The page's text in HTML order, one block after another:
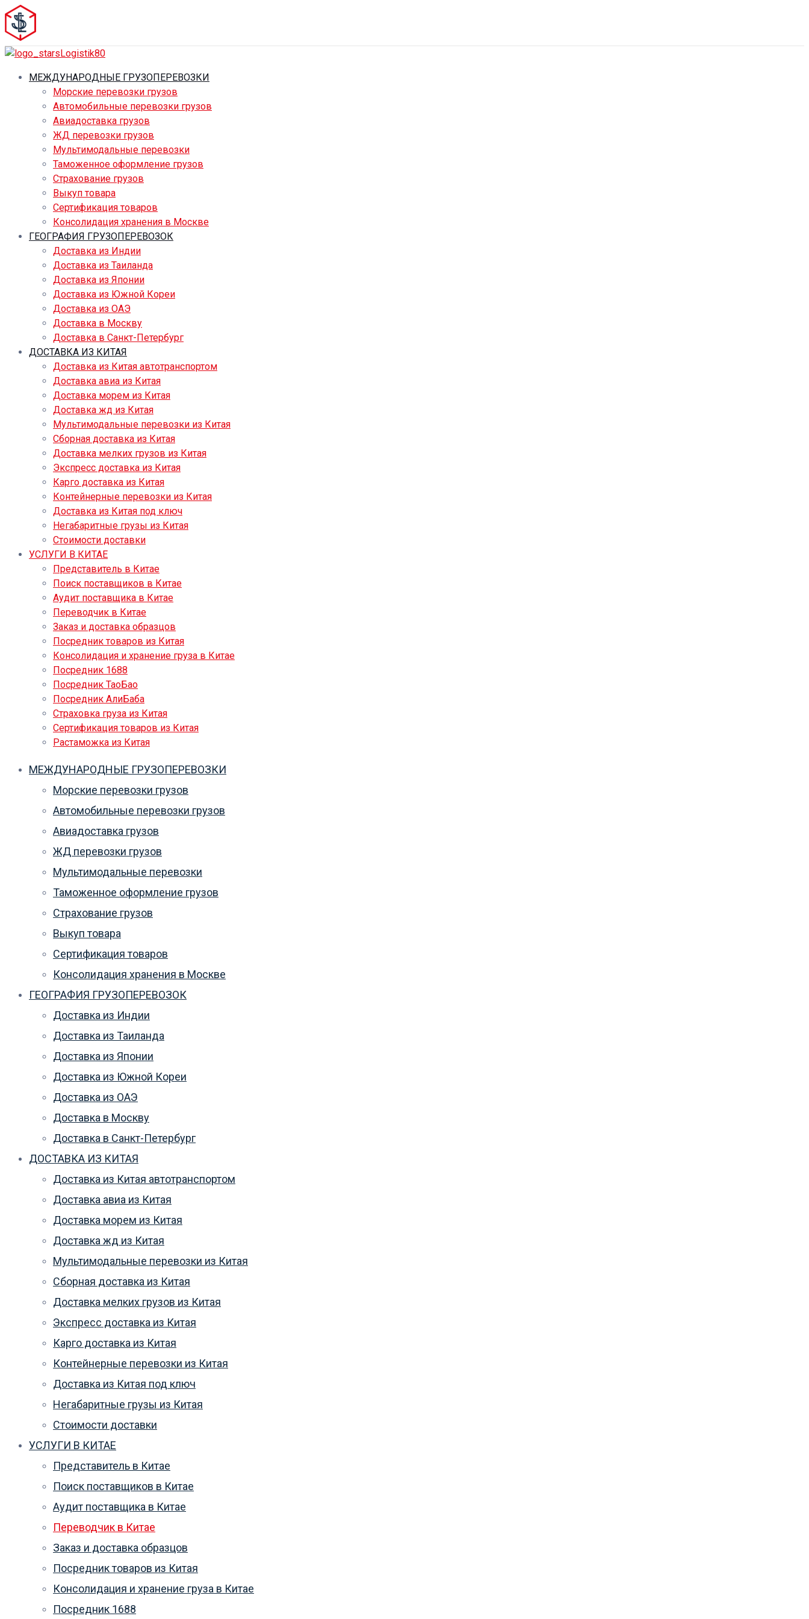
МЕЖДУНАРОДНЫЕ ГРУЗОПЕРЕВОЗКИ
Морские перевозки грузов
Автомобильные перевозки грузов
Авиадоставка грузов
ЖД перевозки грузов
Мультимодальные перевозки
Таможенное оформление грузов
Страхование грузов
Выкуп товара
Сертификация товаров
Консолидация хранения в Москве
ГЕОГРАФИЯ ГРУЗОПЕРЕВОЗОК
Доставка из Индии
Доставка из Таиланда
Доставка из Японии
Доставка из Южной Кореи
Доставка из ОАЭ
Доставка в Москву
Доставка в Санкт-Петербург
ДОСТАВКА ИЗ КИТАЯ
Доставка из Китая автотранспортом
Доставка авиа из Китая
Доставка морем из Китая
Доставка жд из Китая
Мультимодальные перевозки из Китая
Сборная доставка из Китая
Доставка мелких грузов из Китая
Экспресс доставка из Китая
Карго доставка из Китая
Контейнерные перевозки из Китая
Доставка из Китая под ключ
Негабаритные грузы из Китая
Стоимости доставки
УСЛУГИ В КИТАЕ
Представитель в Китае
Поиск поставщиков в Китае
Аудит поставщика в Китае
Переводчик в Китае
Заказ и доставка образцов
Посредник товаров из Китая
Консолидация и хранение груза в Китае
Посредник 1688
Посредник ТаоБао
Посредник АлиБаба
Страховка груза из Китая
Сертификация товаров из Китая
Растаможка из Китая
МЕЖДУНАРОДНЫЕ ГРУЗОПЕРЕВОЗКИ
Морские перевозки грузов
Автомобильные перевозки грузов
Авиадоставка грузов
ЖД перевозки грузов
Мультимодальные перевозки
Таможенное оформление грузов
Страхование грузов
Выкуп товара
Сертификация товаров
Консолидация хранения в Москве
ГЕОГРАФИЯ ГРУЗОПЕРЕВОЗОК
Доставка из Индии
Доставка из Таиланда
Доставка из Японии
Доставка из Южной Кореи
Доставка из ОАЭ
Доставка в Москву
Доставка в Санкт-Петербург
ДОСТАВКА ИЗ КИТАЯ
Доставка из Китая автотранспортом
Доставка авиа из Китая
Доставка морем из Китая
Доставка жд из Китая
Мультимодальные перевозки из Китая
Сборная доставка из Китая
Доставка мелких грузов из Китая
Экспресс доставка из Китая
Карго доставка из Китая
Контейнерные перевозки из Китая
Доставка из Китая под ключ
Негабаритные грузы из Китая
Стоимости доставки
УСЛУГИ В КИТАЕ
Представитель в Китае
Поиск поставщиков в Китае
Аудит поставщика в Китае
Переводчик в Китае
Заказ и доставка образцов
Посредник товаров из Китая
Консолидация и хранение груза в Китае
Посредник 1688